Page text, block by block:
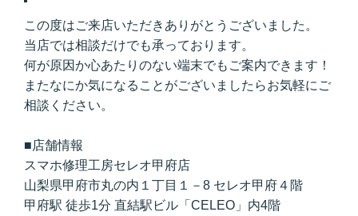
この度はご来店いただきありがとうございました。
当店では相談だけでも承っております。
何が原因か心あたりのない端末でもご案内できます！
またなにか気になることがございましたらお気軽にご
相談ください。
■店舗情報
スマホ修理工房セレオ甲府店
山梨県甲府市丸の内１丁目１－8 セレオ甲府４階
甲府駅 徒歩1分 直結駅ビル「CELEO」内4階